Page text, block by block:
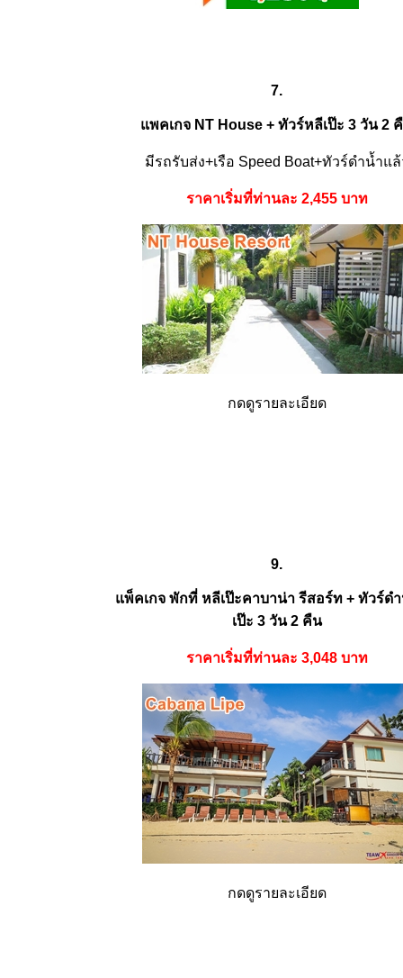
7.
แพคเกจ NT House + ทัวร์หลีเป๊ะ 3 วัน 2
มีรถรับส่ง+เรือ Speed Boat+ทัวร์ดำน้ำแล้
ราคาเริ่มที่ท่านละ 2,455 บาท
กดดูรายละเอียด
9.
แพ็คเกจ พักที่ หลีเป๊ะคาบาน่า รีสอร์ท + ทัวร์ด
เป๊ะ 3 วัน 2 คืน
ราคาเริ่มที่ท่านละ 3,048 บาท
กดดูรายละเอียด